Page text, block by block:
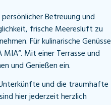
Betreuung und
frische Meeresluft zu
Für kulinarische Genüsse
Mit einer Terrasse und
und Genießen ein.
und die traumhafte
hier jederzeit herzlich